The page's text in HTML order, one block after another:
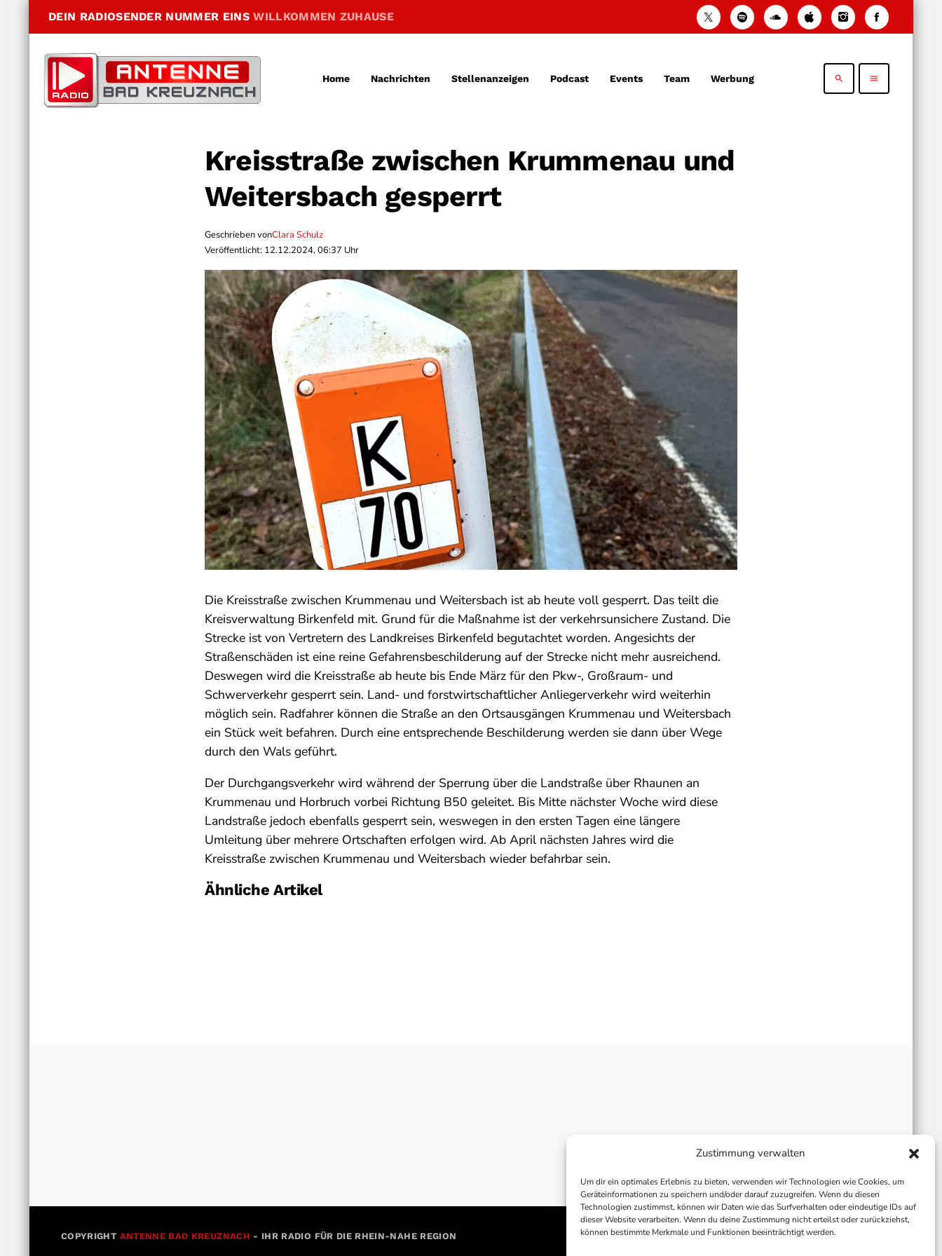
Zustimmung verwalten
Um dir ein optimales Erlebnis zu bieten, verwenden wir Technologien wie Cookies, um
Geräteinformationen zu speichern und/oder darauf zuzugreifen. Wenn du diesen
Technologien zustimmst, können wir Daten wie das Surfverhalten oder eindeutige IDs auf
dieser Website verarbeiten. Wenn du deine Zustimmung nicht erteilst oder zurückziehst,
können bestimmte Merkmale und Funktionen beeinträchtigt werden.
DEIN RADIOSENDER NUMMER EINSWILLKOMMEN ZUHAUSE
Home Nachrichten Stellenanzeigen Podcast Events Team Werbung search menu
Kreisstraße zwischen Krummenau und
Weitersbach gesperrt
Geschrieben vonClara Schulz
Veröffentlicht: 12.12.2024, 06:37 Uhr
Die Kreisstraße zwischen Krummenau und Weitersbach ist ab heute voll gesperrt. Das teilt die
Kreisverwaltung Birkenfeld mit. Grund für die Maßnahme ist der verkehrsunsichere Zustand. Die
Strecke ist von Vertretern des Landkreises Birkenfeld begutachtet worden. Angesichts der
Straßenschäden ist eine reine Gefahrensbeschilderung auf der Strecke nicht mehr ausreichend.
Deswegen wird die Kreisstraße ab heute bis Ende März für den Pkw-, Großraum- und
Schwerverkehr gesperrt sein. Land- und forstwirtschaftlicher Anliegerverkehr wird weiterhin
möglich sein. Radfahrer können die Straße an den Ortsausgängen Krummenau und Weitersbach
ein Stück weit befahren. Durch eine entsprechende Beschilderung werden sie dann über Wege
durch den Wals geführt.
Der Durchgangsverkehr wird während der Sperrung über die Landstraße über Rhaunen an
Krummenau und Horbruch vorbei Richtung B50 geleitet. Bis Mitte nächster Woche wird diese
Landstraße jedoch ebenfalls gesperrt sein, weswegen in den ersten Tagen eine längere
Umleitung über mehrere Ortschaften erfolgen wird. Ab April nächsten Jahres wird die
Kreisstraße zwischen Krummenau und Weitersbach wieder befahrbar sein.
Ähnliche Artikel
COPYRIGHT ANTENNE BAD KREUZNACH - IHR RADIO FÜR DIE RHEIN-NAHE REGION